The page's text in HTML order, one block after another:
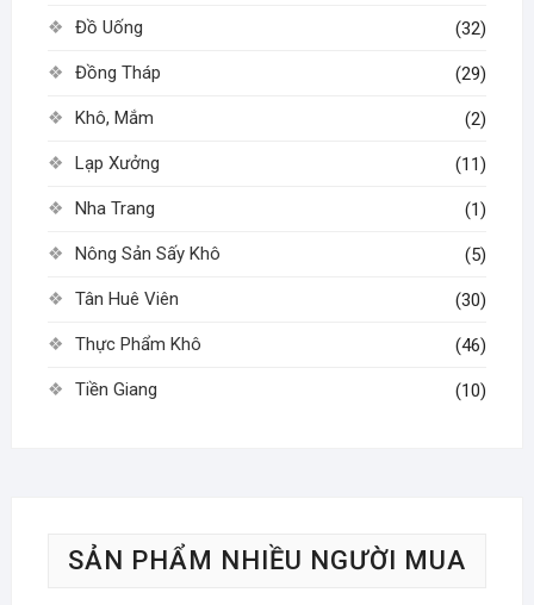
Đồ Uống (32)
Đồng Tháp (29)
Khô, Mắm (2)
Lạp Xưởng (11)
Nha Trang (1)
Nông Sản Sấy Khô (5)
Tân Huê Viên (30)
Thực Phẩm Khô (46)
Tiền Giang (10)
SẢN PHẨM NHIỀU NGƯỜI MUA